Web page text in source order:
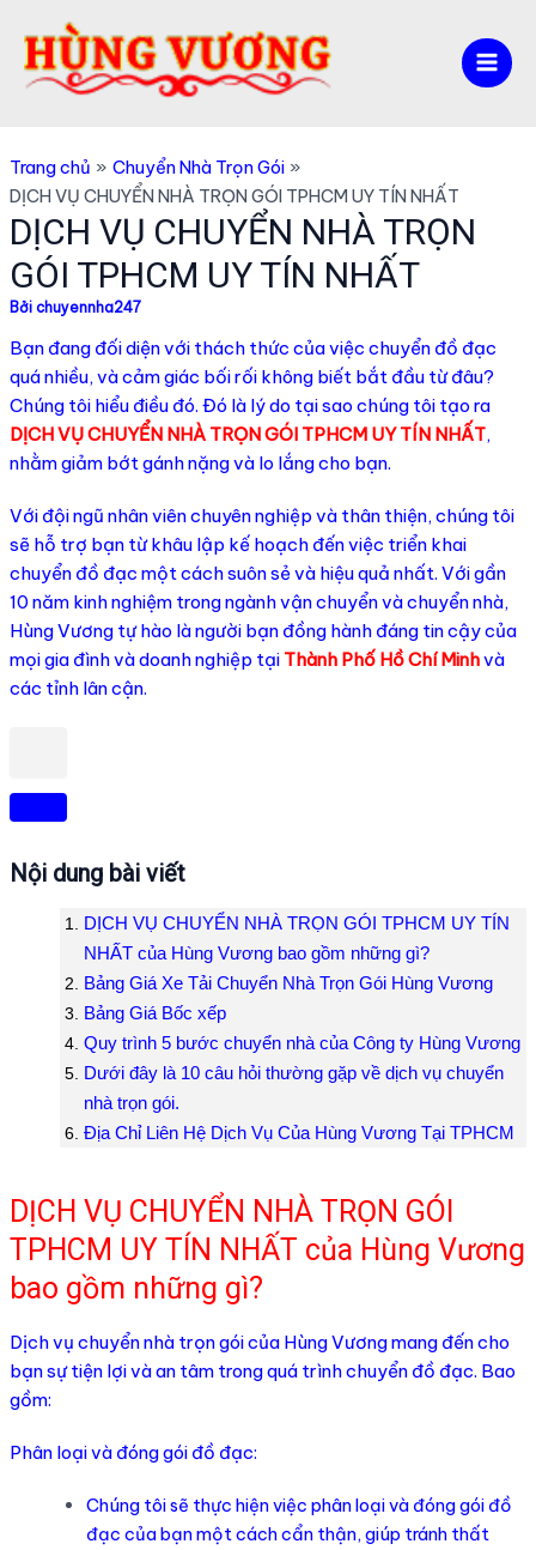
Main
Trang chủ
Chuyển Nhà Trọn Gói
DỊCH VỤ CHUYỂN NHÀ TRỌN GÓI TPHCM UY TÍN NHẤT
DỊCH VỤ CHUYỂN NHÀ TRỌN
GÓI TPHCM UY TÍN NHẤT
Bởi chuyennha247
Bạn đang đối diện với thách thức của việc chuyển đồ đạc
quá nhiều, và cảm giác bối rối không biết bắt đầu từ đâu?
Chúng tôi hiểu điều đó. Đó là lý do tại sao chúng tôi tạo ra
DỊCH VỤ CHUYỂN NHÀ TRỌN GÓI TPHCM UY TÍN NHẤT,
nhằm giảm bớt gánh nặng và lo lắng cho bạn.
Với đội ngũ nhân viên chuyên nghiệp và thân thiện, chúng tôi
sẽ hỗ trợ bạn từ khâu lập kế hoạch đến việc triển khai
chuyển đồ đạc một cách suôn sẻ và hiệu quả nhất. Với gần
10 năm kinh nghiệm trong ngành vận chuyển vàchuyển nhà,
Hùng Vươngtự hào là người bạn đồng hành đáng tin cậy của
mọi gia đình và doanh nghiệp tại Thành Phố Hồ Chí Minhvà
các tỉnh lân cận.
Nội dung bài viết
DỊCH VỤ CHUYỂN NHÀ TRỌN GÓI TPHCM UY TÍN
NHẤT của Hùng Vương bao gồm những gì?
Bảng Giá Xe Tải Chuyển Nhà Trọn Gói Hùng Vương
Bảng Giá Bốc xếp
Quy trình 5 bước chuyển nhà của Công ty Hùng Vương
Dưới đây là 10 câu hỏi thường gặp về dịch vụ chuyển
nhà trọn gói.
Địa Chỉ Liên Hệ Dịch Vụ Của Hùng Vương Tại TPHCM
DỊCH VỤ CHUYỂN NHÀ TRỌN GÓI
TPHCM UY TÍN NHẤT của Hùng Vương
bao gồm những gì?
Dịch vụ chuyển nhà trọn gói của Hùng Vương mang đến cho
bạn sự tiện lợi và an tâm trong quá trình chuyển đồ đạc. Bao
gồm:
Phân loại và đóng gói đồ đạc:
Chúng tôi sẽ thực hiện việc phân loại và đóng gói đồ
đạc của bạn một cách cẩn thận, giúp tránh thất